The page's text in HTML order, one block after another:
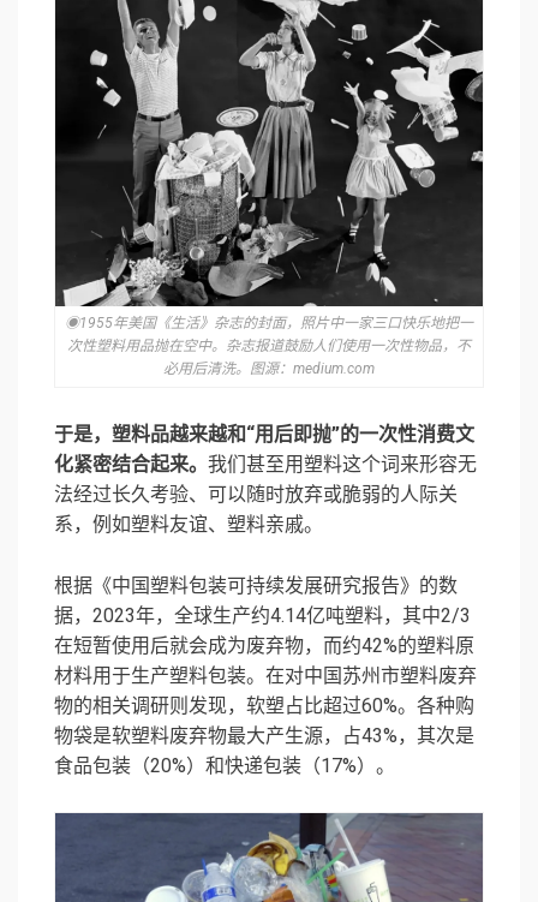
◉1955年美国《生活》杂志的封面，照片中一家三口快乐地把一
次性塑料用品抛在空中。杂志报道鼓励人们使用一次性物品，不
必用后清洗。图源：medium.com
于是，塑料品越来越和“用后即抛”的一次性消费文
化紧密结合起来。 我们甚至用塑料这个词来形容无
法经过长久考验、可以随时放弃或脆弱的人际关
系，例如塑料友谊、塑料亲戚。
根据《中国塑料包装可持续发展研究报告》的数
据，2023年，全球生产约4.14亿吨塑料，其中2/3
在短暂使用后就会成为废弃物，而约42%的塑料原
材料用于生产塑料包装。在对中国苏州市塑料废弃
物的相关调研则发现，软塑占比超过60%。各种购
物袋是软塑料废弃物最大产生源，占43%，其次是
食品包装（20%）和快递包装（17%）。